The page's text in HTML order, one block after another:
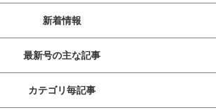
新着情報
最新号の主な記事
カテゴリ毎記事